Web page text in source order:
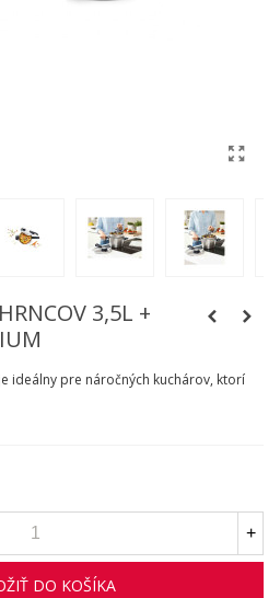
3,5L +
ideálny pre náročných kuchárov, ktorí
+
DO KOŠÍKA